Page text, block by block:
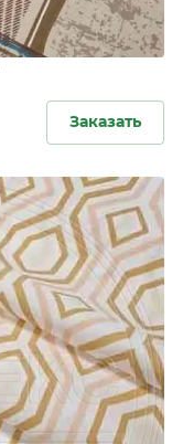
Заказать